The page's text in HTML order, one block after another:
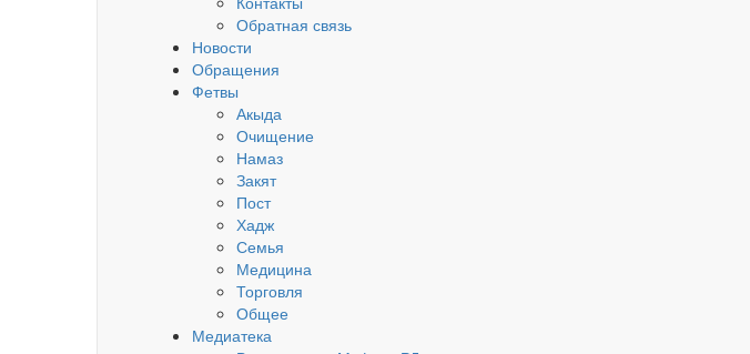
Обратная связь
Новости
Обращения
Фетвы
Акыда
Очищение
Намаз
Закят
Пост
Хадж
Семья
Медицина
Торговля
Общее
Медиатека